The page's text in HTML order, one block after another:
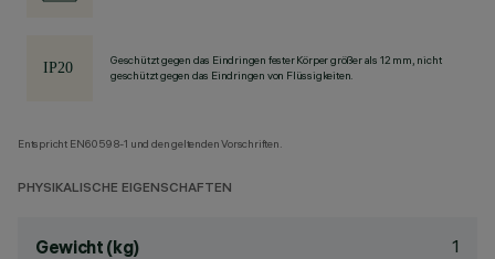
Geschützt gegen das Eindringen fester Körper größer als 12 mm, nicht
geschützt gegen das Eindringen von Flüssigkeiten.
Entspricht EN60598-1 und den geltenden Vorschriften.
PHYSIKALISCHE EIGENSCHAFTEN
Gewicht (kg) 1